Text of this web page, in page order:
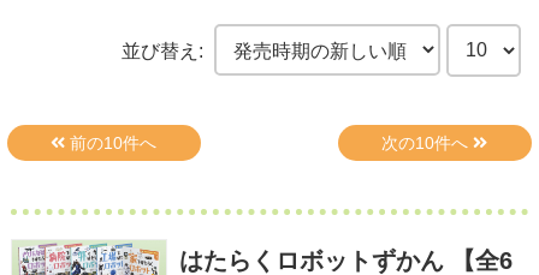
並び替え:
はたらくロボットずかん 【全6